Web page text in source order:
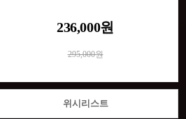
236,000원
295,000원
위시리스트